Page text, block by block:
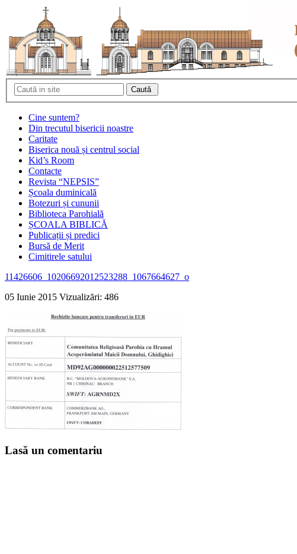
Cine suntem?
Din trecutul bisericii noastre
Caritate
Biserica nouă și centrul social
Kid’s Room
Contacte
Revista “NEPSIS”
Școala duminicală
Botezuri și cununii
Biblioteca Parohială
ȘCOALA BIBLICĂ
Publicații și predici
Bursă de Merit
Cimitirele satului
11426606_10206692012523288_1067664627_o
05 Iunie 2015 Vizualizări: 486
Lasă un comentariu